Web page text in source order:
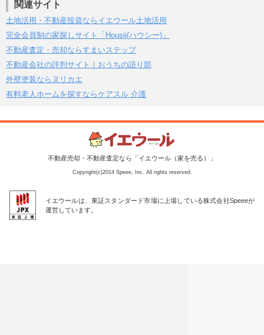
関連サイト
土地活用・不動産投資ならイエウール土地活用
完全会員制の家探しサイト「Housii(ハウシー)」
不動産査定・売却ならすまいステップ
不動産会社の評判サイト｜おうちの語り部
外壁塗装ならヌリカエ
有料老人ホームを探すならケアスル 介護
不動産売却・不動産査定なら「イエウール（家を売る）」
Copyright(c)2014 Speee, Inc. All rights reserved.
イエウールは、東証スタンダード市場に上場している株式会社Speeeが
運営しています。